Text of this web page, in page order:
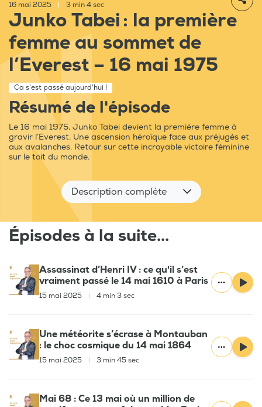
16 mai 2025 3 min 4 sec
Junko Tabei : la première
femme au sommet de
l’Everest – 16 mai 1975
Ca s'est passé aujourd'hui !
Résumé de l'épisode
Le 16 mai 1975, Junko Tabei devient la première femme à
gravir l’Everest. Une ascension héroïque face aux préjugés et
aux avalanches. Retour sur cette incroyable victoire féminine
sur le toit du monde.
Description complète
Épisodes à la suite...
Assassinat d’Henri IV : ce qu'il s’est
vraiment passé le 14 mai 1610 à Paris
15 mai 2025 4 min 3 sec
Une météorite s’écrase à Montauban
: le choc cosmique du 14 mai 1864
15 mai 2025 3 min 45 sec
Mai 68 : Ce 13 mai où un million de